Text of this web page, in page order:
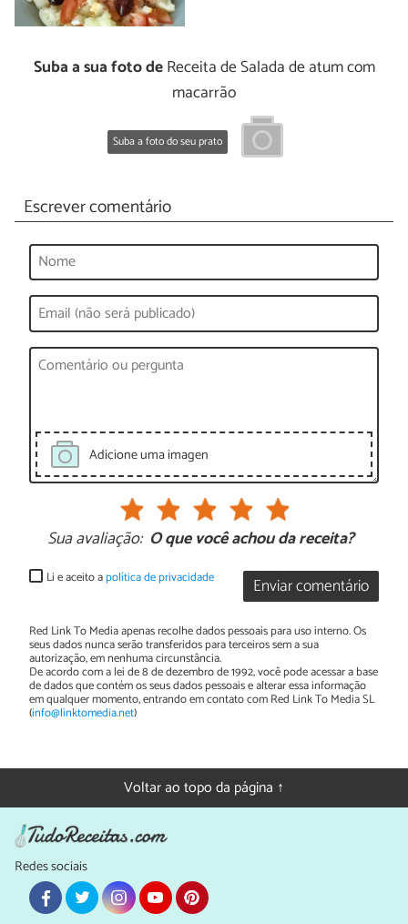
Suba a sua foto deReceita de Salada de atum com
macarrão
Suba a foto do seu prato
Escrever comentário
Adicione uma imagen
Sua avaliação: O que você achou da receita?
Enviar comentário
Li e aceito apolítica de privacidade
Red Link To Media apenas recolhe dados pessoais para uso interno. Os
seus dados nunca serão transferidos para terceiros sem a sua
autorização, em nenhuma circunstância.
De acordo com a lei de 8 de dezembro de 1992, você pode acessar a base
de dados que contém os seus dados pessoais e alterar essa informação
em qualquer momento, entrando em contato com Red Link To Media SL
(info@linktomedia.net)
Voltar ao topo da página ↑
Redes sociais